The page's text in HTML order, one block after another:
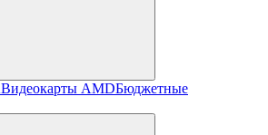
Видеокарты AMDБюджетные